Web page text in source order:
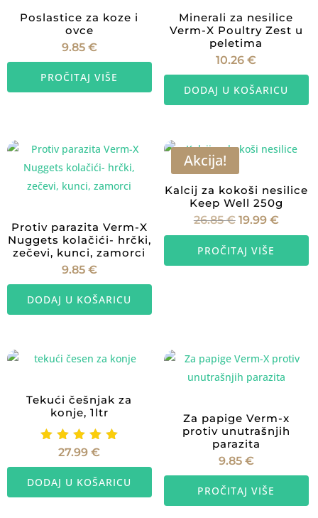
Poslastice za koze i
ovce
9.85 €
PROČITAJ VIŠE
Minerali za nesilice
Verm-X Poultry Zest u
peletima
10.26€
DODAJ U KOŠARICU
Protiv parazita Verm-X
Nuggets kolačići- hrčki,
zečevi, kunci, zamorci
9.85 €
DODAJ U KOŠARICU
Akcija!
Kalcij za kokoši nesilice
Keep Well 250g
26.85€ Izvorna
cijena
bila
je:
26.85 €.
19.99 €
cijena
je:
PROČITAJ VIŠE
Tekući češnjak za
konje, 1ltr
Ocijenje
od 5
27.99€
DODAJ U KOŠARICU
Za papige Verm-x
protiv unutrašnjih
parazita
9.85 €
PROČITAJ VIŠE